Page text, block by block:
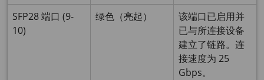
SFP28 端口 (9-
10)
绿色（亮起）
该端口已启用并
已与所连接设备
建立了链路。连
接速度为 25
Gbps。